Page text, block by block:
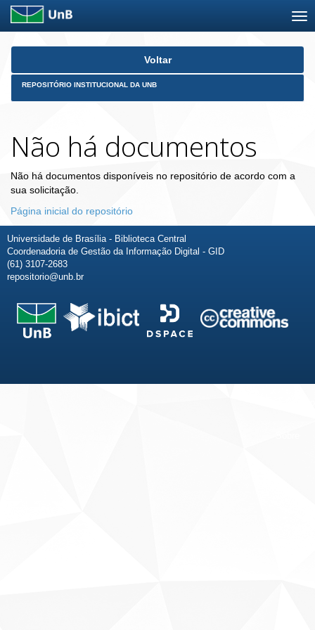
Skip
Voltar
REPOSITÓRIO INSTITUCIONAL DA UNB
Não há documentos
Não há documentos disponíveis no repositório de acordo com a
sua solicitação.
Página inicial do repositório
Universidade de Brasília - Biblioteca Central
Coordenadoria de Gestão da Informação Digital - GID
(61) 3107-2683
repositorio@unb.br